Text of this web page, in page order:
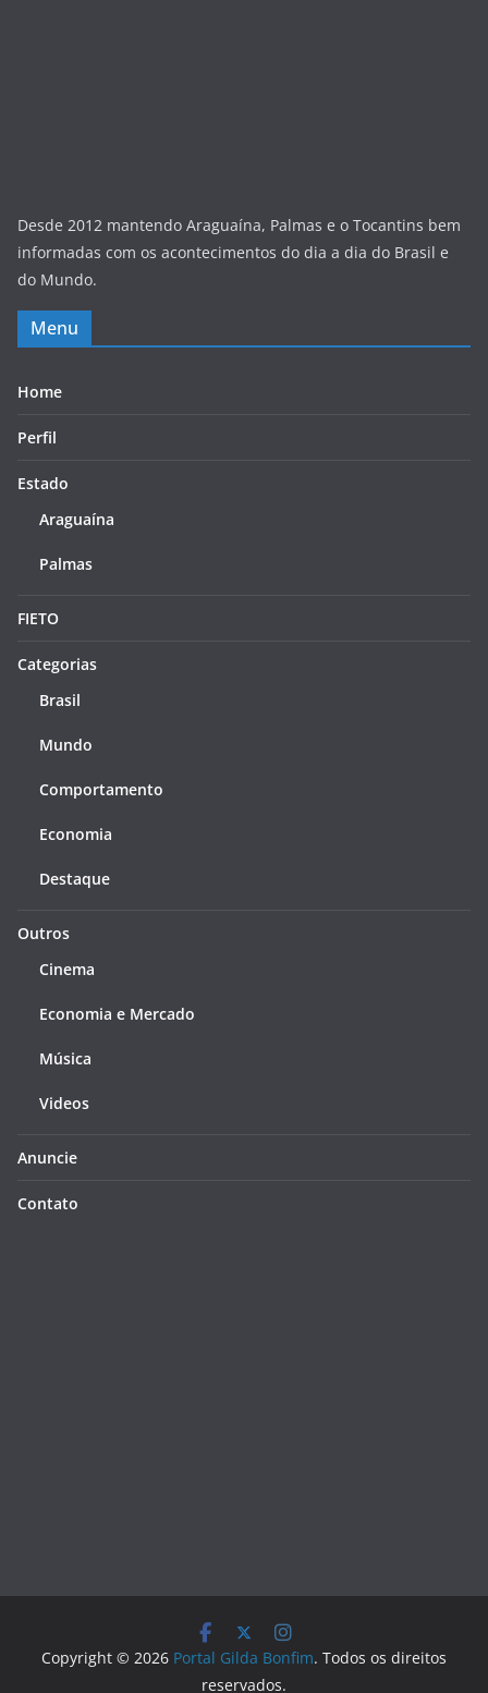
Desde 2012 mantendo Araguaína, Palmas e o Tocantins bem
informadas com os acontecimentos do dia a dia do Brasil e
do Mundo.
Menu
Home
Perfil
Estado
Araguaína
Palmas
FIETO
Categorias
Brasil
Mundo
Comportamento
Economia
Destaque
Outros
Cinema
Economia e Mercado
Música
Videos
Anuncie
Contato
Copyright © 2026 Portal Gilda Bonfim. Todos os direitos
reservados.